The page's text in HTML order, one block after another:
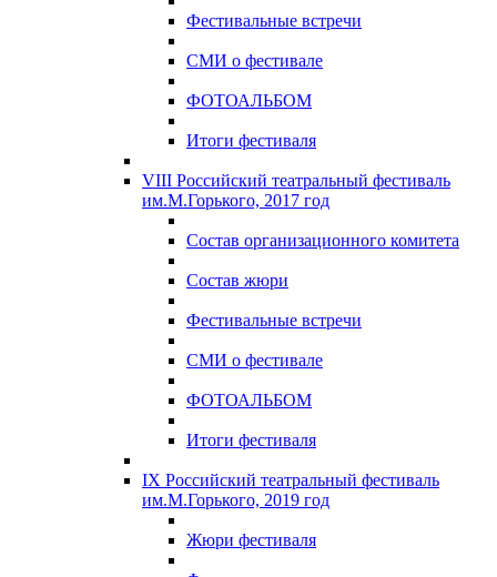
Фестивальные встречи
СМИ о фестивале
ФОТОАЛЬБОМ
Итоги фестиваля
VIII Российский театральный фестиваль
им.М.Горького, 2017 год
Состав организационного комитета
Состав жюри
Фестивальные встречи
СМИ о фестивале
ФОТОАЛЬБОМ
Итоги фестиваля
IX Российский театральный фестиваль
им.М.Горького, 2019 год
Жюри фестиваля